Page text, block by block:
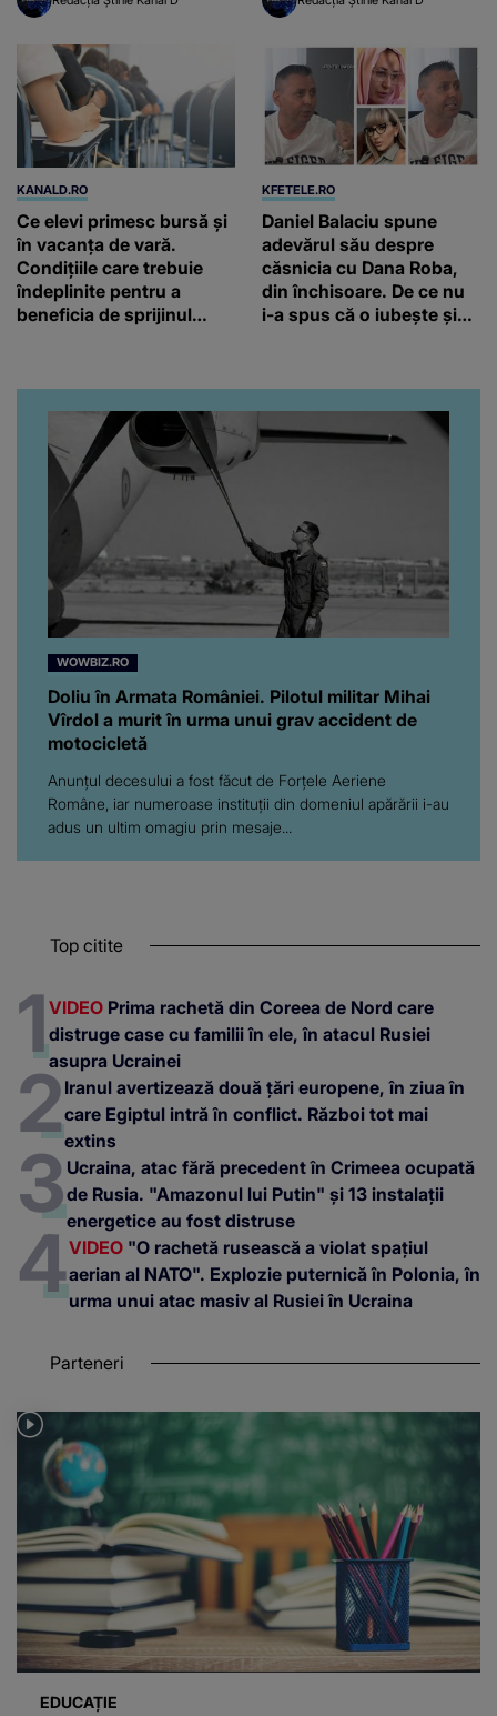
nevinovați!”
KANALD.RO
Ce elevi primesc bursă și
în vacanța de vară.
Condițiile care trebuie
îndeplinite pentru a
beneficia de sprijinul
KFETELE.RO
Daniel Balaciu spune
adevărul său despre
căsnicia cu Dana Roba,
din închisoare. De ce nu
i-a spus că o iubește și
“Am suflet mare. Eu am
ajutat-o.”
WOWBIZ.RO
Doliu în Armata României. Pilotul militar Mihai
Vîrdol a murit în urma unui grav accident de
motocicletă
Anunțul decesului a fost făcut de Forțele Aeriene
Române, iar numeroase instituții din domeniul apărării i-au
adus un ultim omagiu prin mesaje...
Top citite
VIDEO Prima rachetă din Coreea de Nord care
distruge case cu familii în ele, în atacul Rusiei
asupra Ucrainei
Iranul avertizează două țări europene, în ziua în
care Egiptul intră în conflict. Război tot mai
extins
Ucraina, atac fără precedent în Crimeea ocupată
de Rusia. "Amazonul lui Putin" și 13 instalații
energetice au fost distruse
VIDEO "O rachetă rusească a violat spațiul
aerian al NATO". Explozie puternică în Polonia, în
urma unui atac masiv al Rusiei în Ucraina
Parteneri
EDUCAȚIE